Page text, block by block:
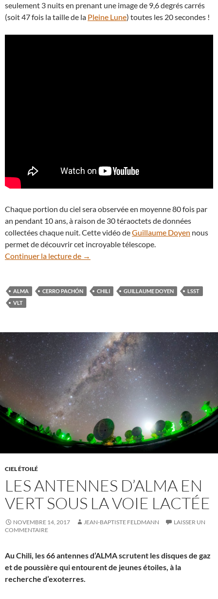
seulement 3 nuits en prenant une image de 9,6 degrés carrés
(soit 47 fois la taille de la Pleine Lune) toutes les 20 secondes !
Chaque portion du ciel sera observée en moyenne 80 fois par
an pendant 10 ans, à raison de 30 téraoctets de données
collectées chaque nuit. Cette vidéo deGuillaume Doyen nous
permet de découvrir cet incroyable télescope.
Continuer la lecture de En vidéo : le LSST (Large Synoptic
→
ALMA CERRO PACHÓN CHILI GUILLAUME DOYEN
LSST
VLT
CIEL ÉTOILÉ
LES ANTENNES D’ALMA EN
VERT SOUS LA VOIE LACTÉE
NOVEMBRE 14, 2017 JEAN-BAPTISTE FELDMANN
LAISSER UN
COMMENTAIRE
Au Chili, les 66 antennes d’ALMA scrutent les disques de gaz
et de poussière qui entourent de jeunes étoiles, à la
recherche d’exoterres.